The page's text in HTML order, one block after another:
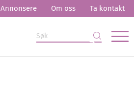
Annonsere Om oss Ta kontakt